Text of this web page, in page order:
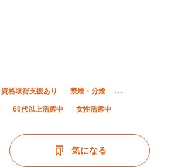
資格取得支援あり 禁煙・分煙
60代以上活躍中 女性活躍中
気になる